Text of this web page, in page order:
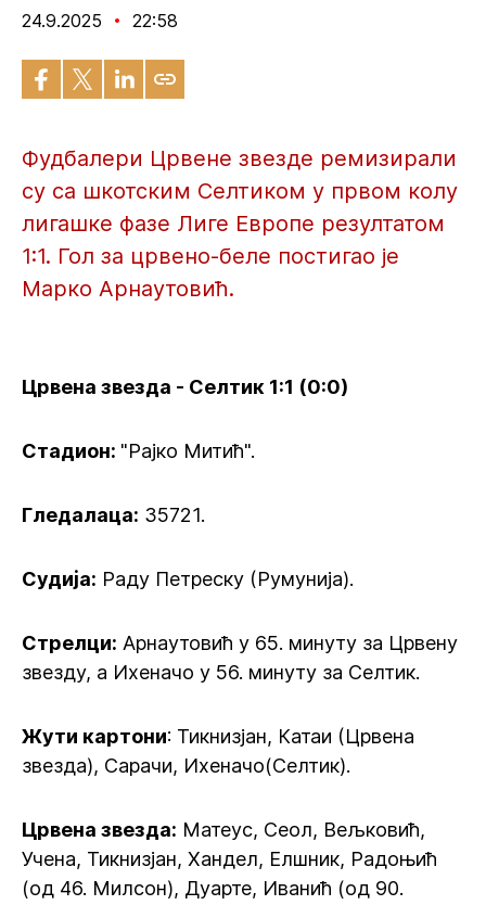
24.9.2025 22:58
Фудбалери Црвене звезде ремизирали
су са шкотским Селтиком у првом колу
лигашке фазе Лиге Европе резултатом
1:1. Гол за црвено-беле постигао је
Марко Арнаутовић.
Црвена звезда - Селтик 1:1 (0:0)
Стадион: "Рајко Митић".
Гледалаца: 35721.
Судија: Раду Петреску (Румунија).
Стрелци: Арнаутовић у 65. минуту за Црвену
звезду, а Ихеначо у 56. минуту за Селтик.
Жути картони: Тикнизјан, Катаи (Црвена
звезда), Сарачи, Ихеначо(Селтик).
Црвена звезда: Матеус, Сеол, Вељковић,
Учена, Тикнизјан, Хандел, Елшник, Радоњић
(од 46. Милсон), Дуарте, Иванић (од 90.